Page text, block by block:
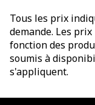
Tous les prix
demande. Les
fonction des
soumis à
s'appliquent.